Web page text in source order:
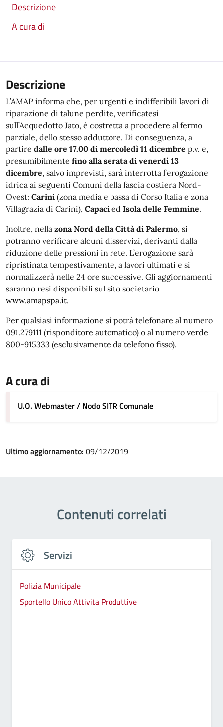
Descrizione
A cura di
Descrizione
L’AMAP informa che, per urgenti e indifferibili lavori di
riparazione di talune perdite, verificatesi
sull’Acquedotto Jato, è costretta a procedere al fermo
parziale, dello stesso adduttore. Di conseguenza, a
partire dalle ore 17.00 di mercoledì 11 dicembre p.v. e,
presumibilmente fino alla serata di venerdì 13
dicembre, salvo imprevisti, sarà interrotta l’erogazione
idrica ai seguenti Comuni della fascia costiera Nord-
Ovest: Carini (zona media e bassa di Corso Italia e zona
Villagrazia di Carini), Capaci ed Isola delle Femmine.
Inoltre, nella zona Nord della Città di Palermo, si
potranno verificare alcuni disservizi, derivanti dalla
riduzione delle pressioni in rete. L’erogazione sarà
ripristinata tempestivamente, a lavori ultimati e si
normalizzerà nelle 24 ore successive. Gli aggiornamenti
saranno resi disponibili sul sito societario
www.amapspa.it.
Per qualsiasi informazione si potrà telefonare al numero
091.279111 (risponditore automatico) o al numero verde
800-915333 (esclusivamente da telefono fisso).
A cura di
U.O. Webmaster / Nodo SITR Comunale
Ultimo aggiornamento: 09/12/2019
Contenuti correlati
Servizi
Polizia Municipale
Sportello Unico Attivita Produttive